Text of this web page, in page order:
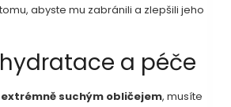
abyste mu zabránili a zlepšili jeho
a péče
extrémně suchým obličejem, musíte